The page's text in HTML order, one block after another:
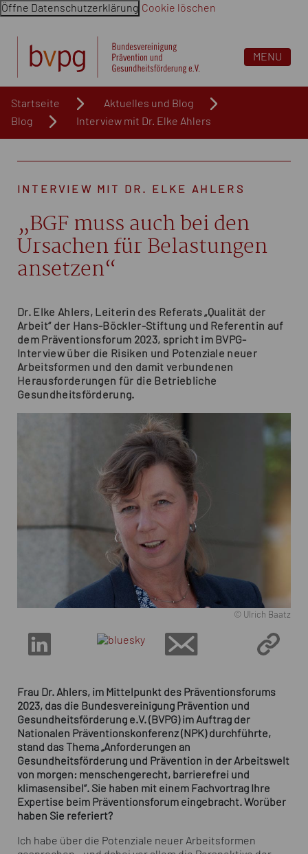
Öffne Datenschutzerklärung Cookie löschen
MENU
Startseite
Aktuelles und Blog
Blog
Interview mit Dr. Elke Ahlers
INTERVIEW MIT DR. ELKE AHLERS
„BGF muss auch bei den
Ursachen für Belastungen
ansetzen“
Dr. Elke Ahlers, Leiterin des Referats „Qualität der
Arbeit“ der Hans-Böckler-Stiftung und Referentin auf
dem Präventionsforum 2023, spricht im BVPG-
Interview über die Risiken und Potenziale neuer
Arbeitsformen und den damit verbundenen
Herausforderungen für die Betriebliche
Gesundheitsförderung.
© Ulrich Baatz
Frau Dr. Ahlers, im Mittelpunkt des Präventionsforums
2023, das die Bundesvereinigung Prävention und
Gesundheitsförderung e.V. (BVPG) im Auftrag der
Nationalen Präventionskonferenz (NPK) durchführte,
stand das Thema „Anforderungen an
Gesundheitsförderung und Prävention in der Arbeitswelt
von morgen: menschengerecht, barrierefrei und
klimasensibel“. Sie haben mit einem Fachvortrag Ihre
Expertise beim Präventionsforum eingebracht. Worüber
haben Sie referiert?
Ich habe über die Potenziale neuer Arbeitsformen